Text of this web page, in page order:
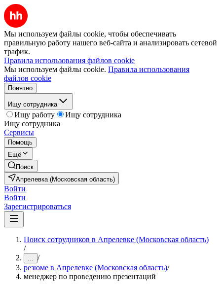
Мы используем файлы cookie, чтобы обеспечивать
правильную работу нашего веб-сайта и анализировать сетевой
трафик.
Правила использования файлов cookie
Мы используем файлы cookie. Правила использования
файлов cookie
Понятно
Ищу сотрудника
Ищу работу
Ищу сотрудника
Ищу сотрудника
Сервисы
Помощь
Ещё
Поиск
Апрелевка (Московская область)
Войти
Войти
Зарегистрироваться
Поиск сотрудников в Апрелевке (Московская область)
/
... /
резюме в Апрелевке (Московская область)/
менеджер по проведению презентаций